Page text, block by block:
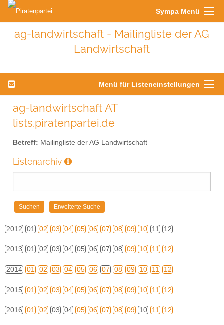
Sympa Menü
ag-landwirtschaft - Mailingliste der AG
Landwirtschaft
Menü für Listeneinstellungen
ag-landwirtschaft AT
lists.piratenpartei.de
Betreff: Mailingliste der AG Landwirtschaft
Listenarchiv
2012 01 02 03 04 05 06 07 08 09 10 11 12
2013 01 02 03 04 05 06 07 08 09 10 11 12
2014 01 02 03 04 05 06 07 08 09 10 11 12
2015 01 02 03 04 05 06 07 08 09 10 11 12
2016 01 02 03 04 05 06 07 08 09 10 11 12